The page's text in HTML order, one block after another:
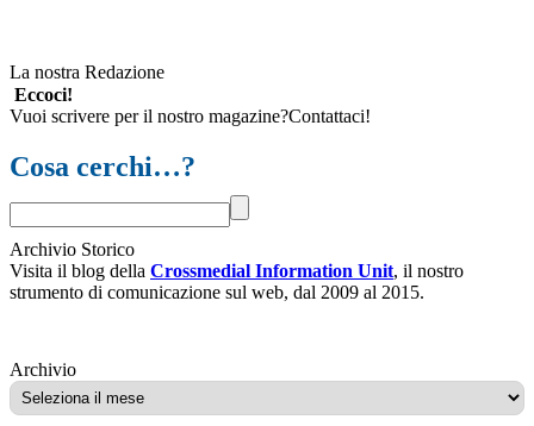
La nostra Redazione
Eccoci!
Vuoi scrivere per il nostro magazine?Contattaci!
Cosa cerchi…?
Archivio Storico
Visita il blog della Crossmedial Information Unit, il nostro
strumento di comunicazione sul web, dal 2009 al 2015.
ArchivioArchivio